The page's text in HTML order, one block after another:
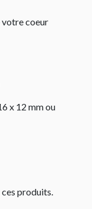
votre coeur
x 12 mm ou
ces produits.